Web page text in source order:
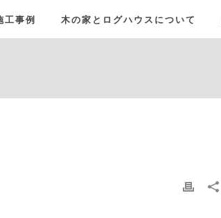
工事例 木の家とログハウスについて